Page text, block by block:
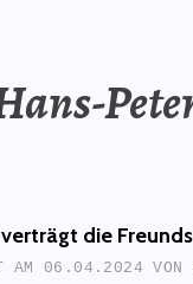
die
AM 06.04.2024 VON